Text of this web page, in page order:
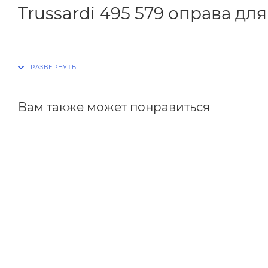
Trussardi 495 579 оправа
Вам также может понравиться